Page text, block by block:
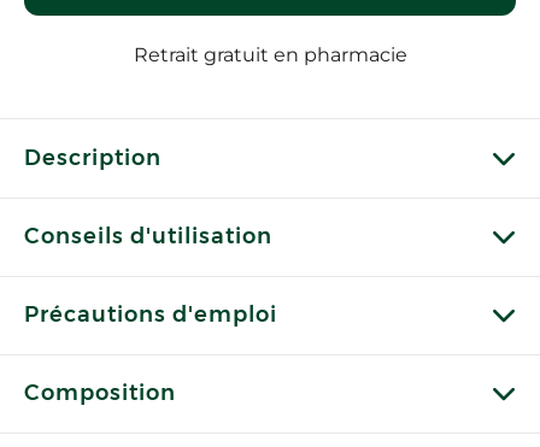
Retrait gratuit en pharmacie
Description
Conseils d'utilisation
Précautions d'emploi
Composition